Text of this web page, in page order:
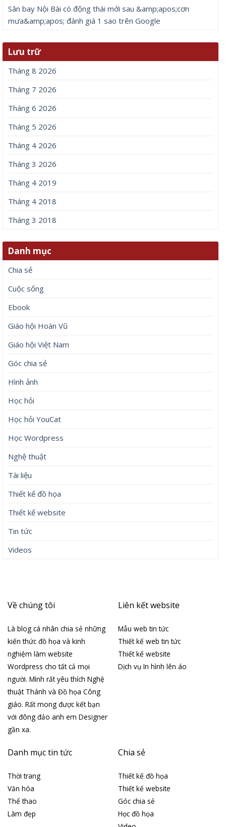
Sân bay Nội Bài có động thái mới sau &amp;apos;cơn
mưa&amp;apos; đánh giá 1 sao trên Google
Lưu trữ
Tháng 8 2026
Tháng 7 2026
Tháng 6 2026
Tháng 5 2026
Tháng 4 2026
Tháng 3 2026
Tháng 4 2019
Tháng 4 2018
Tháng 3 2018
Danh mục
Chia sẻ
Cuộc sống
Ebook
Giáo hội Hoàn Vũ
Giáo hội Việt Nam
Góc chia sẻ
Hình ảnh
Học hỏi
Học hỏi YouCat
Học Wordpress
Nghệ thuật
Tài liệu
Thiết kế đồ họa
Thiết kế website
Tin tức
Videos
Về chúng tôi
Là blog cá nhân chia sẻ những
kiến thức đồ họa và kinh
nghiệm làm website
Wordpress cho tất cả mọi
người. Mình rất yêu thích Nghệ
thuật Thánh và Đồ họa Công
giáo. Rất mong được kết bạn
với đông đảo anh em Designer
gần xa.
Liên kết website
Mẫu web tin tức
Thiết kế web tin tức
Thiết kế website
Dịch vụ In hình lên áo
Danh mục tin tức
Thời trang
Văn hóa
Thể thao
Làm đẹp
Chia sẻ
Thiết kế đồ họa
Thiết kế website
Góc chia sẻ
Học đồ họa